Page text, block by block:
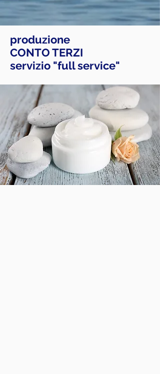
produzione
CONTO TERZI
servizio "full service"